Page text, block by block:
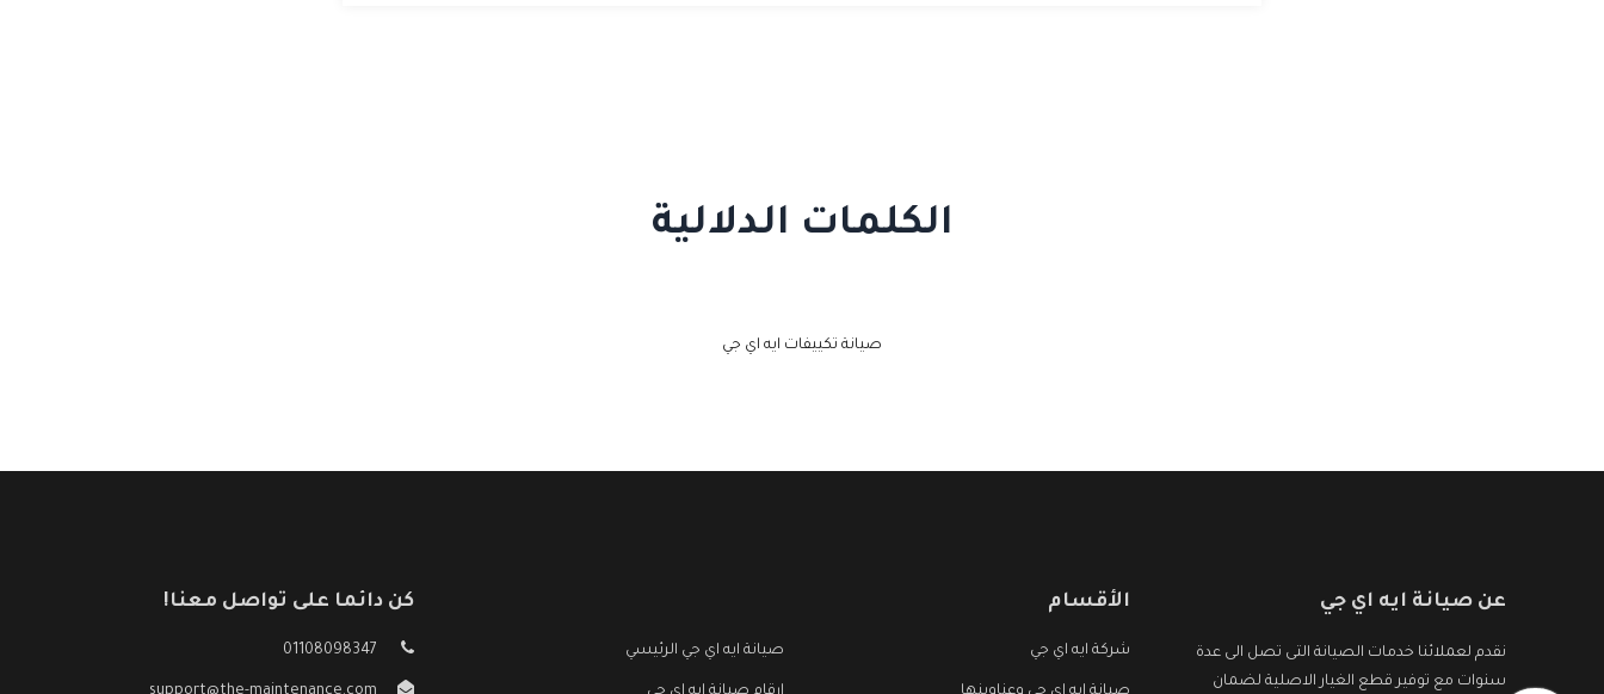
الكلمات الدلالية
صيانة تكييفات ايه اي جي
عن صيانة ايه اي جي
نقدم لعملائنا خدمات الصيانة التى تصل الى عدة
سنوات مع توفير قطع الغيار الاصلية لضمان
الأقسام
شركة ايه اي جي صيانة ايه اي جي الرئيسي
كن دائما على تواصل معنا!
01108098347